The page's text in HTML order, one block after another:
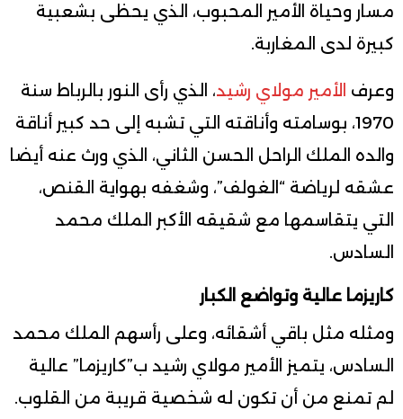
مسار وحياة الأمير المحبوب، الذي يحظى بشعبية
كبيرة لدى المغاربة.
وعرف الأمير مولاي رشيد، الذي رأى النور بالرباط سنة
1970، بوسامته وأناقته التي تشبه إلى حد كبير أناقة
والده الملك الراحل الحسن الثاني، الذي ورث عنه أيضا
عشقه لرياضة “الغولف”، وشغفه بهواية القنص،
التي يتقاسمها مع شقيقه الأكبر الملك محمد
السادس.
كاريزما عالية وتواضع الكبار
ومثله مثل باقي أشقائه، وعلى رأسهم الملك محمد
السادس، يتميز الأمير مولاي رشيد ب”كاريزما” عالية
لم تمنع من أن تكون له شخصية قريبة من القلوب.